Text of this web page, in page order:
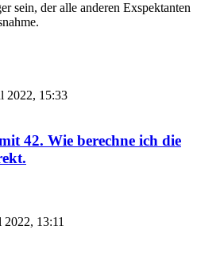
sein, der alle anderen Exspektanten
2022, 15:33
42. Wie berechne ich die
2022, 13:11